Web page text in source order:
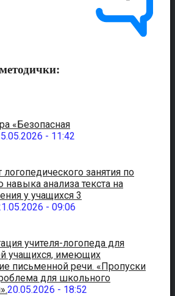
«Безопасная
- 11:42
логопедического занятия по
навыка анализа текста на
у учащихся 3
- 09:06
учителя-логопеда для
учащихся, имеющих
письменной речи. «Пропуски
для школьного
20.05.2026 - 18:52